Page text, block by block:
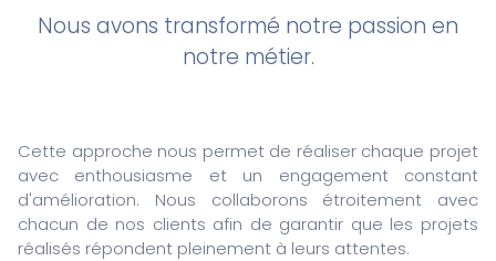
Nous avons transformé notre passion en
notre métier.
Cette approche nous permet de réaliser chaque projet
avec enthousiasme et un engagement constant
d'amélioration. Nous collaborons étroitement avec
chacun de nos clients afin de garantir que les projets
réalisés répondent pleinement à leurs attentes.